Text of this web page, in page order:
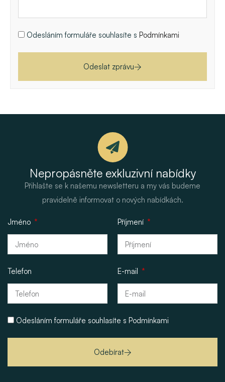
Odesláním formuláře souhlasíte s Podmínkami
Odeslat zprávu
Nepropásněte exkluzivní nabídky
Přihlašte se k našemu newsletteru a my vás budeme
pravidelně informovat o nových nabídkách.
Jméno Příjmení
Telefon E-mail
Odesláním formuláře souhlasíte s Podmínkami
Odebírat